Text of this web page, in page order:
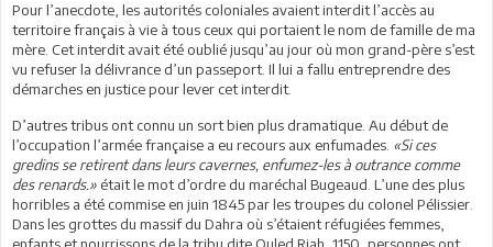
Pour l’anecdote, les autorités coloniales avaient interdit l’accès au
territoire français à vie à tous ceux qui portaient le nom de famille de ma
mère. Cet interdit avait été oublié jusqu’au jour où mon grand-père s’est
vu refuser la délivrance d’un passeport. Il lui a fallu entreprendre des
démarches en justice pour lever cet interdit.
D’autres tribus ont connu un sort bien plus dramatique. Au début de
l’occupation l’armée française a eu recours aux enfumades. «Si ces
gredins se retirent dans leurs cavernes, enfumez-les à outrance comme
des renards.» était le mot d’ordre du maréchal Bugeaud. L’une des plus
horribles a été commise en juin 1845 par les troupes du colonel Pélissier.
Dans les grottes du massif du Dahra où s’étaient réfugiées femmes,